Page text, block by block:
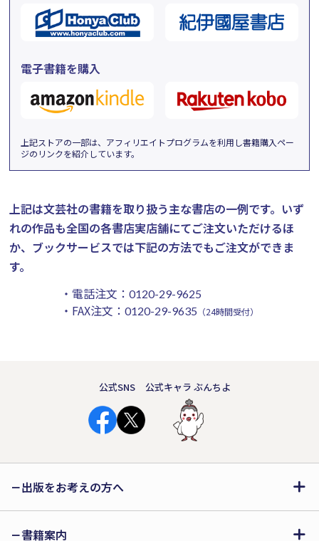
電子書籍を購入
上記ストアの一部は、アフィリエイトプログラムを利用し書籍購入ペー
ジのリンクを紹介しています。
上記は文芸社の書籍を取り扱う主な書店の一例です。 いず
れの作品も全国の各書店実店舗にてご注文いただけるほ
か、ブックサービスでは下記の方法でもご注文ができま
す。
・電話注文： 0120-29-9625
・FAX注文： 0120-29-9635 （24時間受付）
公式SNS 公式キャラ ぶんちよ
出版をお考えの方へ
書籍案内